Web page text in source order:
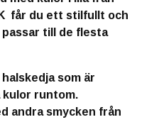
får du ett stilfullt och
till de flesta
som är
kulor runtom.
andra smycken från